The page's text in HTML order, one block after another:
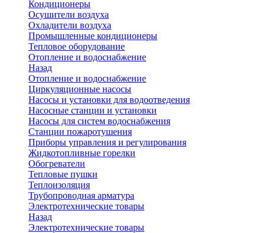
Кондиционеры
Осушители воздуха
Охладители воздуха
Промышленные кондиционеры
Тепловое оборудование
Отопление и водоснабжение
Назад
Отопление и водоснабжение
Циркуляционные насосы
Насосы и установки для водоотведения
Насосные станции и установки
Насосы для систем водоснабжения
Станции пожаротушения
Приборы управления и регулирования
Жидкотопливные горелки
Обогреватели
Тепловые пушки
Теплоизоляция
Трубопроводная арматура
Электротехнические товары
Назад
Электротехнические товары